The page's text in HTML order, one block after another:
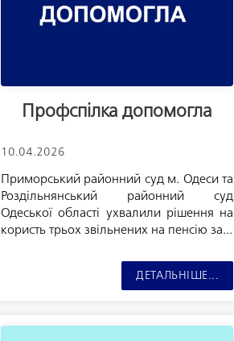
Профспілка допомогла
10.04.2026
Приморський районний суд м. Одеси та
Роздільнянський районний суд
Одеської області ухвалили рішення на
користь трьох звільнених на пенсію за...
ДЕТАЛЬНІШЕ...